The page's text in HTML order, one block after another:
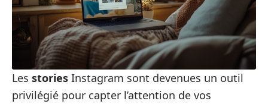
Les stories Instagram sont devenues un outil
privilégié pour capter l’attention de vos